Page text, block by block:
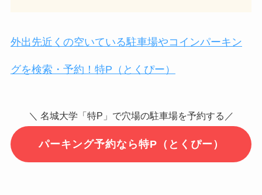
外出先近くの空いている駐車場やコインパーキン
グを検索・予約！特P（とくぴー）
＼ 名城大学「特P」で穴場の駐車場を予約する／
パーキング予約なら特P（とくぴー）